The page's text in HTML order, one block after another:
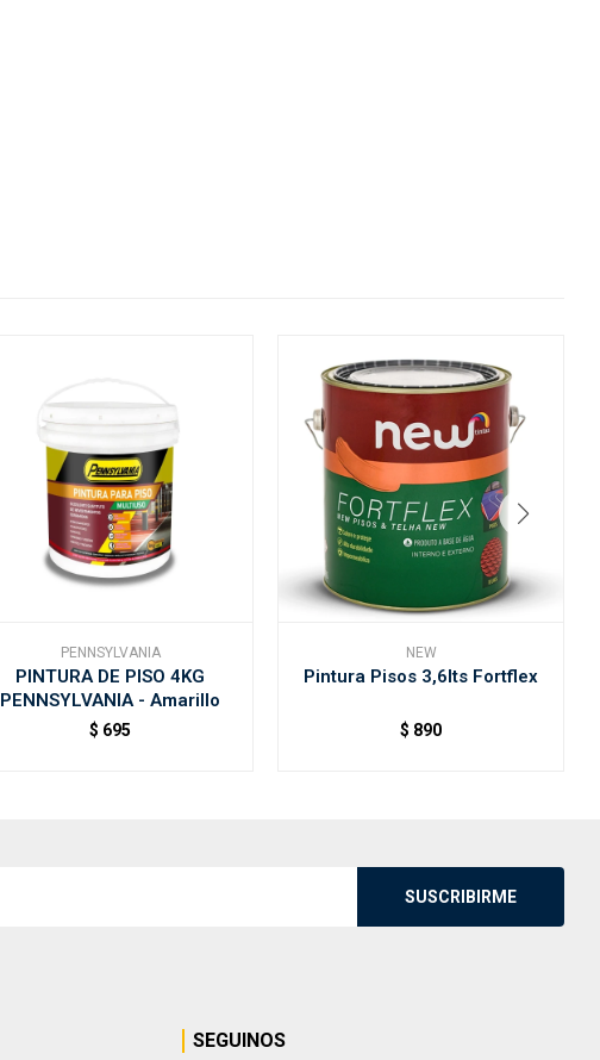
PENNSYLVANIA
PINTURA DE PISO 4KG
PENNSYLVANIA - Amarillo
$ 695
NEW
Pintura Pisos 3,6lts Fortflex
$ 890
SUSCRIBIRME
SEGUINOS